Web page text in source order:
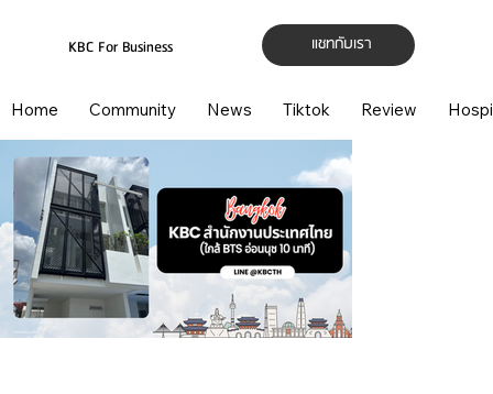
แชทกับเรา
KBC For Business
Home Community News Tiktok Review